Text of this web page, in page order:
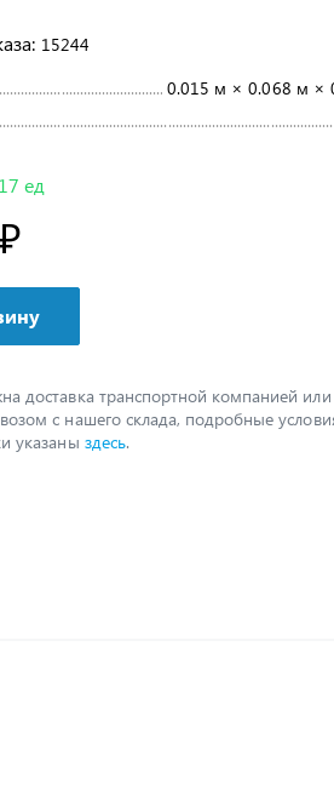
15244
0.015 м × 0.068 м ×
ед
доставка транспортной компанией или
с нашего склада, подробные
указаны здесь.